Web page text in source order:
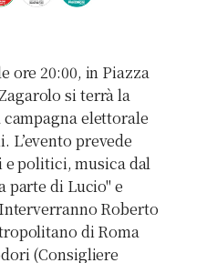
ore 20:00, in Piazza
si terrà la
elettorale
L’evento prevede
politici, musica dal
parte di Lucio" e
Roberto
di Roma
(Consigliere